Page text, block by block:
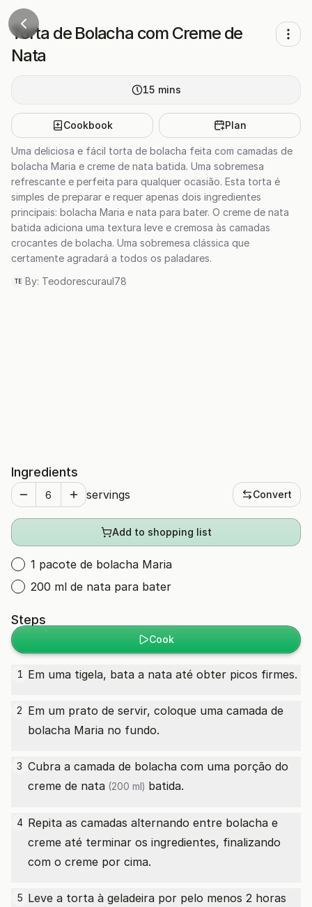
Torta de Bolacha com Creme de
Nata
15 mins
Cookbook Plan
Uma deliciosa e fácil torta de bolacha feita com camadas de
bolacha Maria e creme de nata batida. Uma sobremesa
refrescante e perfeita para qualquer ocasião. Esta torta é
simples de preparar e requer apenas dois ingredientes
principais: bolacha Maria e nata para bater. O creme de nata
batida adiciona uma textura leve e cremosa às camadas
crocantes de bolacha. Uma sobremesa clássica que
certamente agradará a todos os paladares.
TE By: Teodorescuraul78
Ingredients
servings Convert
Add to shopping list
1 pacote de bolacha Maria
200 ml de nata para bater
Steps
Cook
1 Em uma tigela, bata a nata até obter picos firmes.
2 Em um prato de servir, coloque uma camada de
bolacha Maria no fundo.
3 Cubra a camada de bolacha com uma porção do
creme de nata (200 ml) batida.
4 Repita as camadas alternando entre bolacha e
creme até terminar os ingredientes, finalizando
com o creme por cima.
5 Leve a torta à geladeira por pelo menos 2 horas